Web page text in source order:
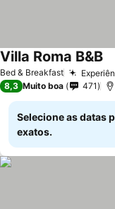
Bed & Breakfast
Villa Roma B&B
8,3 Muito boa 471
Selecione as datas
exatos.